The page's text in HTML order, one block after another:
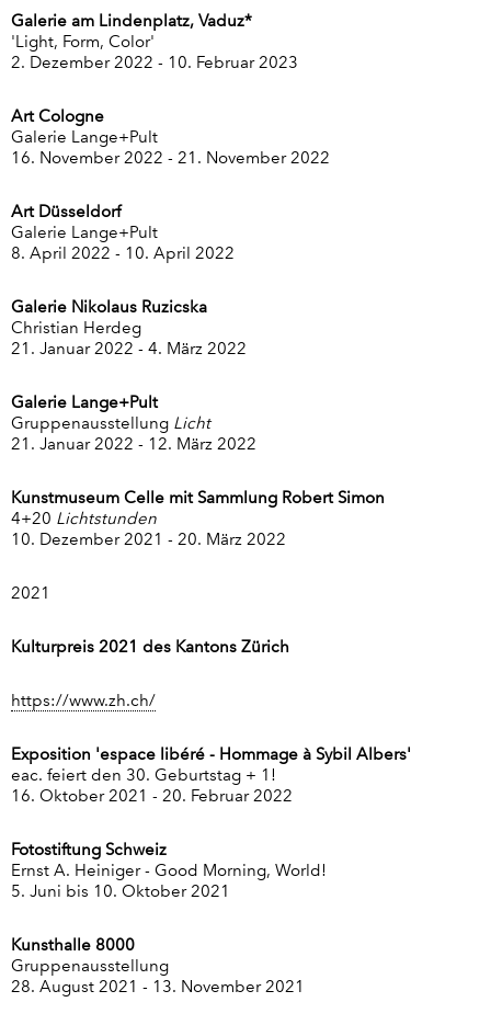
Galerie am Lindenplatz, Vaduz*
'Light, Form, Color'
2. Dezember 2022 - 10. Februar 2023
Art Cologne
Galerie Lange+Pult
16. November 2022 - 21. November 2022
Art Düsseldorf
Galerie Lange+Pult
8. April 2022 - 10. April 2022
Galerie Nikolaus Ruzicska
Christian Herdeg
21. Januar 2022 - 4. März 2022
Galerie Lange+Pult
Gruppenausstellung Licht
21. Januar 2022 - 12. März 2022
Kunstmuseum Celle mit Sammlung Robert Simon
4+20 Lichtstunden
10. Dezember 2021 - 20. März 2022
2021
Kulturpreis 2021 des Kantons Zürich
https://www.zh.ch/
Exposition 'espace libéré - Hommage à Sybil Albers'
eac. feiert den 30. Geburtstag + 1!
16. Oktober 2021 - 20. Februar 2022
Fotostiftung Schweiz
Ernst A. Heiniger - Good Morning, World!
5. Juni bis 10. Oktober 2021
Kunsthalle 8000
Gruppenausstellung
28. August 2021 - 13. November 2021